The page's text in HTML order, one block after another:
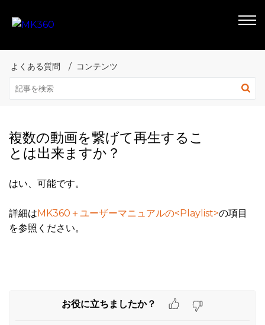
よくある質問 コンテンツ
複数の動画を繋げて再生するこ
とは出来ますか？
はい、可能です。
詳細はMK360＋ユーザーマニュアルの<Playlist>の項目
を参照ください。
お役に立ちましたか？